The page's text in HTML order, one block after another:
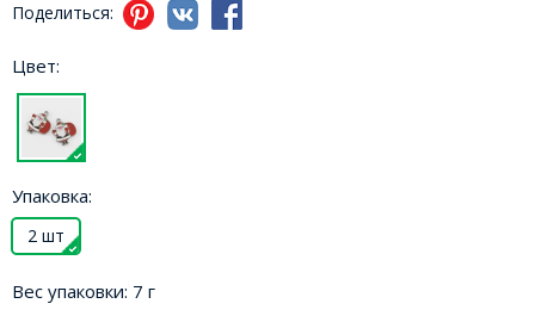
Поделиться:
Цвет:
Упаковка:
2 шт
Вес упаковки: 7 г